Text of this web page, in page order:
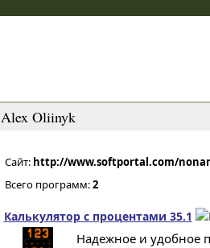
Alex Oliinyk
Сайт: http://www.softportal.com/
Всего программ:2
Калькулятор с процентами 35.1
Надежное и удобное